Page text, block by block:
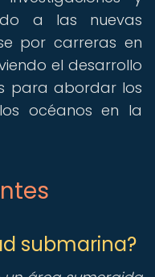
a las nuevas
por carreras en
el desarrollo
para abordar los
océanos en la
submarina?